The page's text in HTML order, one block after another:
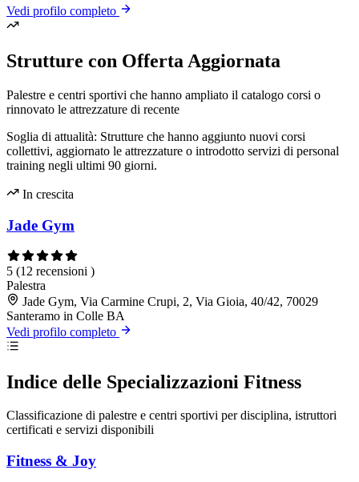
Vedi profilo completo
Strutture con Offerta Aggiornata
Palestre e centri sportivi che hanno ampliato il catalogo corsi o
rinnovato le attrezzature di recente
Soglia di attualità: Strutture che hanno aggiunto nuovi corsi
collettivi, aggiornato le attrezzature o introdotto servizi di personal
training negli ultimi 90 giorni.
In crescita
Jade Gym
5 (12 recensioni )
Palestra
Jade Gym, Via Carmine Crupi, 2, Via Gioia, 40/42, 70029
Santeramo in Colle BA
Vedi profilo completo
Indice delle Specializzazioni Fitness
Classificazione di palestre e centri sportivi per disciplina, istruttori
certificati e servizi disponibili
Fitness & Joy